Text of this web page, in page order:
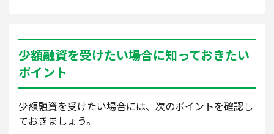
少額融資を受けたい場合に知っておきたい
ポイント
少額融資を受けたい場合には、次のポイントを確認し
ておきましょう。